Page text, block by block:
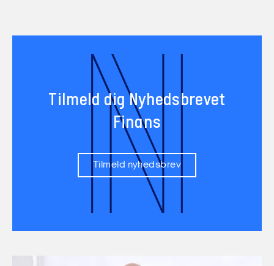
N
Tilmeld dig Nyhedsbrevet
Finans
Tilmeld nyhedsbrev